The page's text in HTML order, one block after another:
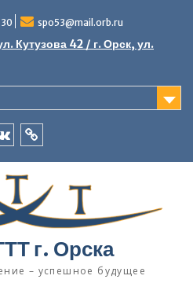
spo53@mail.orb.ru
Кутузова 42 / г. Орск, ул.
г. Орска
– успешное будущее